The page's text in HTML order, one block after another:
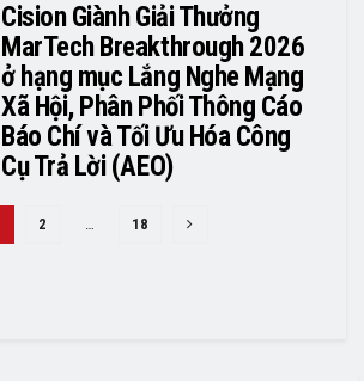
Cision Giành Giải Thưởng
MarTech Breakthrough 2026
ở hạng mục Lắng Nghe Mạng
Xã Hội, Phân Phối Thông Cáo
Báo Chí và Tối Ưu Hóa Công
Cụ Trả Lời (AEO)
2 … 18